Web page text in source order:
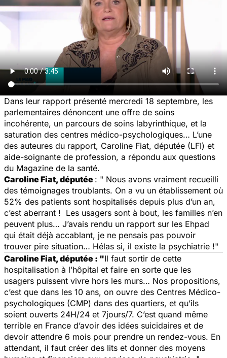
Dans leur rapport présenté mercredi 18 septembre, les
parlementaires dénoncent une offre de soins
incohérente, un parcours de soins labyrinthique, et la
saturation des centres médico-psychologiques… L’une
des auteures du rapport, Caroline Fiat, députée (LFI) et
aide-soignante de profession, a répondu aux questions
du Magazine de la santé.
Caroline Fiat, députée : " Nous avons vraiment recueilli
des témoignages troublants. On a vu un établissement où
52% des patients sont hospitalisés depuis plus d’un an,
c’est aberrant ! Les usagers sont à bout, les familles n’en
peuvent plus… J’avais rendu un rapport sur les Ehpad
qui était déjà accablant, je ne pensais pas pouvoir
trouver pire situation… Hélas si, il existe la psychiatrie !"
Caroline Fiat, députée : "Il faut sortir de cette
hospitalisation à l’hôpital et faire en sorte que les
usagers puissent vivre hors les murs… Nos propositions,
c’est que dans les 10 ans, on ouvre des Centres Médico-
psychologiques (CMP) dans des quartiers, et qu’ils
soient ouverts 24H/24 et 7jours/7. C’est quand même
terrible en France d’avoir des idées suicidaires et de
devoir attendre 6 mois pour prendre un rendez-vous. En
attendant, il faut créer des lits et donner des moyens